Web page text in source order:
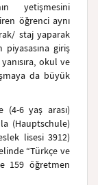
yetişmesini
öğrenci aynı
staj yaparak
giriş
okul ve
da büyük
(4-6 yaş arası)
(Hauptschule)
lisesi 3912)
“Türkçe ve
159 öğretmen